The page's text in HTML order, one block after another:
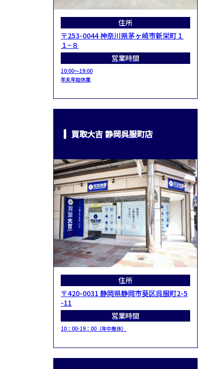
住所
〒253-0044 神奈川県茅ヶ崎市新栄町１
１−８
営業時間
10:00～19:00
年末年始休業
買取大吉 静岡呉服町店
住所
〒420-0031 静岡県静岡市葵区呉服町2-5
-11
営業時間
10：00-19：00（年中無休）